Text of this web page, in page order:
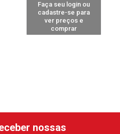
Faça seu login ou
cadastre-se para
ver preços e
comprar
nossas